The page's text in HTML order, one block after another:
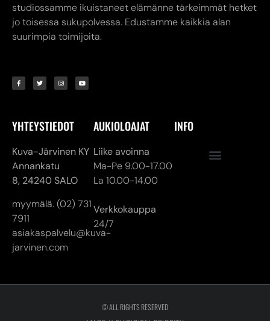
studiossamme ikuistaneet elämänne tärkeimmät hetket
jo toisessa sukupolvessa. Edustamme kaikkia alan
suurimpia toimijoita.
YHTEYSTIEDOT
Kuva-Järvinen KY
Annankatu
8, 24240 SALO
myymälä. (02) 731
7911
asiakaspalvelu@kuva-
jarvinen.com
AUKIOLOAJAT
Liike avoinna
Ma-Pe 9.00-17.00
La 10.00-14.00
Verkkokauppa
24/7
INFO
© ALL RIGHTS RESERVED